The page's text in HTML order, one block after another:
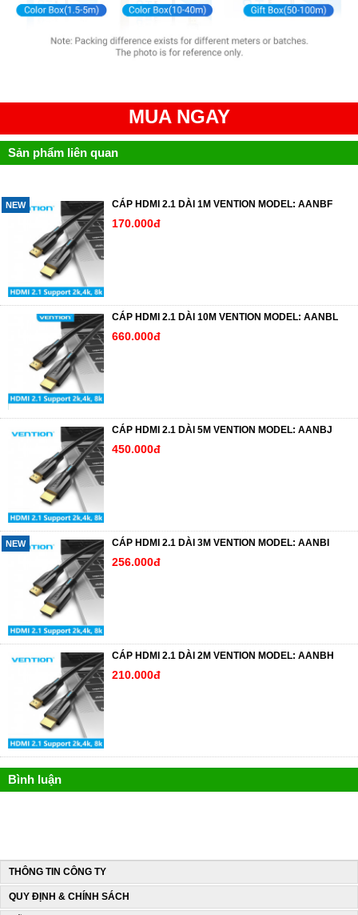
MUA NGAY
Sản phẩm liên quan
NEW CÁP HDMI 2.1 DÀI 1M VENTION MODEL: AANBF
170.000đ
CÁP HDMI 2.1 DÀI 10M VENTION MODEL: AANBL
660.000đ
CÁP HDMI 2.1 DÀI 5M VENTION MODEL: AANBJ
450.000đ
NEW CÁP HDMI 2.1 DÀI 3M VENTION MODEL: AANBI
256.000đ
CÁP HDMI 2.1 DÀI 2M VENTION MODEL: AANBH
210.000đ
Bình luận
THÔNG TIN CÔNG TY
QUY ĐỊNH & CHÍNH SÁCH